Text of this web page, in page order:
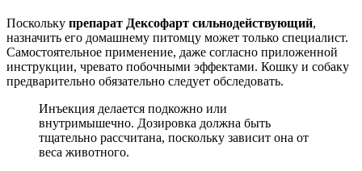
Поскольку препарат Дексофарт сильнодействующий,
назначить его домашнему питомцу может только специалист.
Самостоятельное применение, даже согласно приложенной
инструкции, чревато побочными эффектами. Кошку и собаку
предварительно обязательно следует обследовать.
Инъекция делается подкожно или
внутримышечно. Дозировка должна быть
тщательно рассчитана, поскольку зависит она от
веса животного.